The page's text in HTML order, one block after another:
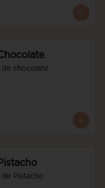
de chocolate
Pistacho